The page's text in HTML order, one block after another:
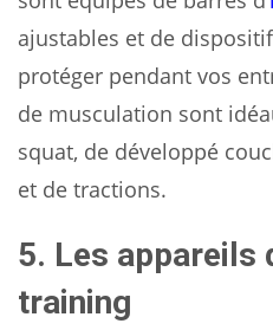
ajustables et de
protéger pendant vos
de musculation sont
squat, de développé
et de tractions.
5. Les appareils
training